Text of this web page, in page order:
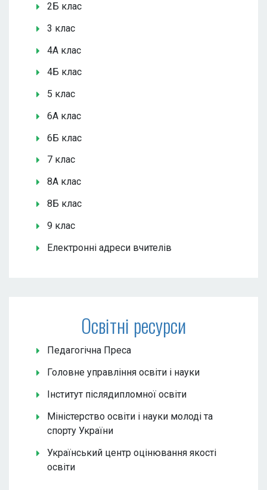
2Б клас
3 клас
4А клас
4Б клас
5 клас
6А клас
6Б клас
7 клас
8А клас
8Б клас
9 клас
Електронні адреси вчителів
Освітні ресурси
Педагогічна Преса
Головне управління освіти і науки
Інститут післядипломної освіти
Міністерство освіти і науки молоді та
спорту України
Український центр оцінювання якості
освіти